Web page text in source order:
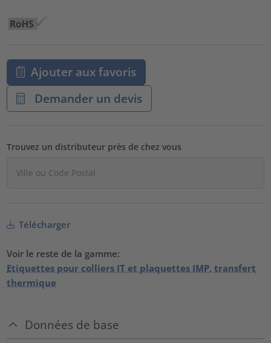
Ajouter aux favoris
Demander un devis
Trouvez un distributeur près de chez vous
Télécharger
Voir le reste de la gamme:
Etiquettes pour colliers IT et plaquettes IMP, transfert
thermique
Données de base